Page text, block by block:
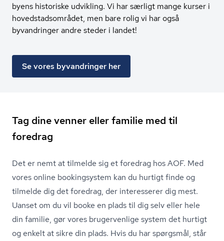
byens historiske udvikling. Vi har særligt mange kurser i
hovedstadsområdet, men bare rolig vi har også
byvandringer andre steder i landet!
Se vores byvandringer her
Tag dine venner eller familie med til
foredrag
Det er nemt at tilmelde sig et foredrag hos AOF. Med
vores online bookingsystem kan du hurtigt finde og
tilmelde dig det foredrag, der interesserer dig mest.
Uanset om du vil booke en plads til dig selv eller hele
din familie, gør vores brugervenlige system det hurtigt
og enkelt at sikre din plads. Hvis du har spørgsmål, står